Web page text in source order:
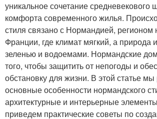
уникальное сочетание средневекового
комфорта современного жилья.
стиля связано с Нормандией, регионом
Франции, где климат мягкий, а природа
зеленью и водоемами. Нормандские
того, чтобы защитить от непогоды и
обстановку для жизни. В этой статье
основные особенности нормандского
архитектурные и интерьерные
приведем практические советы по